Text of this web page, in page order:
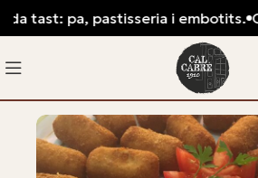
tast: pa, pastisseria i embotits.